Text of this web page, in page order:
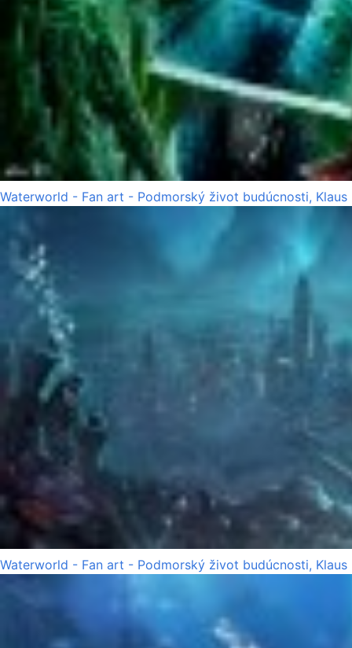
Waterworld - Fan art - Podmorský život budúcnosti, Klaus
Waterworld - Fan art - Podmorský život budúcnosti, Klaus